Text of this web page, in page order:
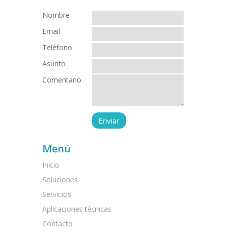
Nombre
Email
Teléfono
Asunto
Comentario
Menú
Inicio
Soluciones
Servicios
Aplicaciones técnicas
Contacto